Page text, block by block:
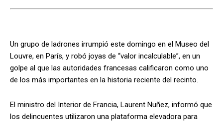
Un grupo de ladrones irrumpió este domingo en el Museo del
Louvre, en París, y robó joyas de “valor incalculable”, en un
golpe al que las autoridades francesas calificaron como uno
de los más importantes en la historia reciente del recinto.
El ministro del Interior de Francia, Laurent Nuñez, informó que
los delincuentes utilizaron una plataforma elevadora para